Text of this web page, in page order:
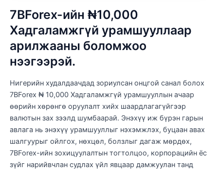
7BForex-ийн ₦10,000
Хадгаламжгүй урамшууллаар
арилжааны боломжоо
нээгээрэй.
Нигерийн худалдаачдад зориулсан онцгой санал болох
7BForex ₦ 10,000 Хадгаламжгүй урамшууллын ачаар
өөрийн хөрөнгө оруулалт хийх шаардлагагүйгээр
валютын зах зээлд шумбаарай. Энэхүү иж бүрэн гарын
авлага нь энэхүү урамшууллыг нэхэмжлэх, буцаан авах
шалгуурыг ойлгох, нөхцөл, болзлыг дагаж мөрдөх,
7BForex-ийн зохицуулалтын тогтолцоо, корпорацийн ёс
зүйг нарийвчлан судлах үйл явцаар дамжуулан танд